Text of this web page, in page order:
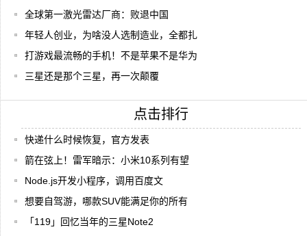
全球第一激光雷达厂商：败退中国
年轻人创业，为啥没人选制造业，全都扎
打游戏最流畅的手机！不是苹果不是华为
三星还是那个三星，再一次颠覆
点击排行
快递什么时候恢复，官方发表
箭在弦上！雷军暗示：小米10系列有望
Node.js开发小程序，调用百度文
想要自驾游，哪款SUV能满足你的所有
「119」回忆当年的三星Note2